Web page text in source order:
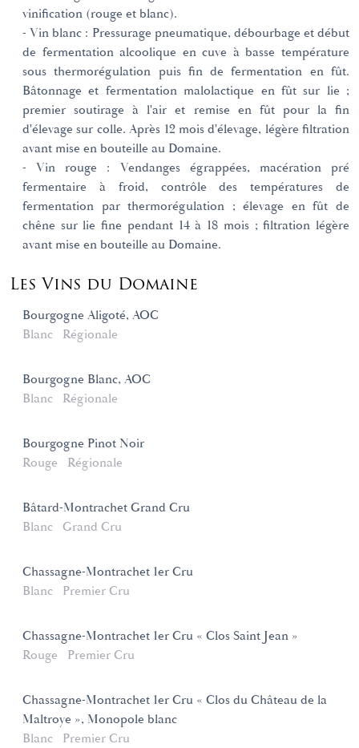
vinification (rouge et blanc).
- Vin blanc : Pressurage pneumatique, débourbage et début
de fermentation alcoolique en cuve à basse température
sous thermorégulation puis fin de fermentation en fût.
Bâtonnage et fermentation malolactique en fût sur lie ;
premier soutirage à l'air et remise en fût pour la fin
d'élevage sur colle. Après 12 mois d'élevage, légère filtration
avant mise en bouteille au Domaine.
- Vin rouge : Vendanges égrappées, macération pré
fermentaire à froid, contrôle des températures de
fermentation par thermorégulation ; élevage en fût de
chêne sur lie fine pendant 14 à 18 mois ; filtration légère
avant mise en bouteille au Domaine.
Les Vins du Domaine
Bourgogne Aligoté, AOC
Blanc
Régionale
Bourgogne Blanc, AOC
Blanc
Régionale
Bourgogne Pinot Noir
Rouge
Régionale
Bâtard-Montrachet Grand Cru
Blanc
Grand Cru
Chassagne-Montrachet 1er Cru
Blanc
Premier Cru
Chassagne-Montrachet 1er Cru « Clos Saint Jean »
Rouge
Premier Cru
Chassagne-Montrachet 1er Cru « Clos du Château de la
Maltroye », Monopole blanc
Blanc
Premier Cru